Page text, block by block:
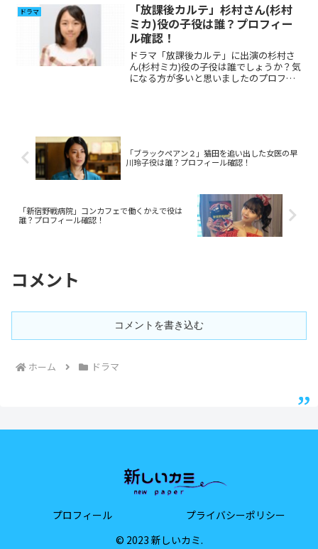
ドラマ
「放課後カルテ」杉村さん(杉村
ミカ)役の子役は誰？プロフィー
ル確認！
ドラマ「放課後カルテ」に出演の杉村さ
ん(杉村ミカ)役の子役は誰でしょうか？気
になる方が多いと思いましたのプロフィ
「ブラックペアン２」猫田を追い出した女医の早
川玲子役は誰？プロフィール確認！
「新宿野戦病院」コンカフェで働くかえで役は
誰？プロフィール確認！
コメント
コメントを書き込む
ホーム ドラマ
プロフィール
プライバシーポリシー
© 2023 新しいカミ.